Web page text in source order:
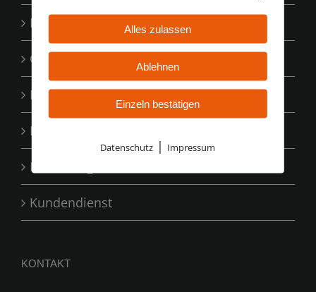
Leistungen
Containerdienst
Erdbau
Ihre Vorteile
Bewertungen
Kundendienst
KONTAKT
Alles zulassen
Ablehnen
Einzeln bestätigen
Datenschutz | Impressum